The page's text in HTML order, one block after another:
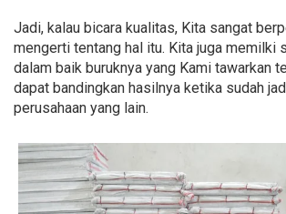
Jadi, kalau bicara kualitas, Kita sangat
mengerti tentang hal itu. Kita juga memilki
dalam baik buruknya yang Kami tawarkan
dapat bandingkan hasilnya ketika sudah
perusahaan yang lain.